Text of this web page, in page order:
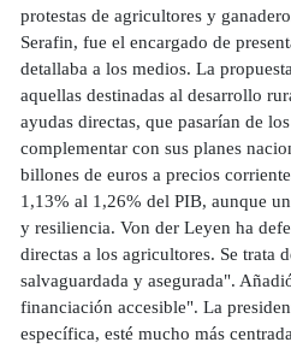
protestas de agricultores y
Serafin, fue el encargado de
detallaba a los medios. La
aquellas destinadas al desarrollo
ayudas directas, que pasarían de
complementar con sus planes
billones de euros a precios
1,13% al 1,26% del PIB, aunque
y resiliencia. Von der Leyen ha
directas a los agricultores. Se trata
salvaguardada y asegurada".
financiación accesible". La
específica, esté mucho más